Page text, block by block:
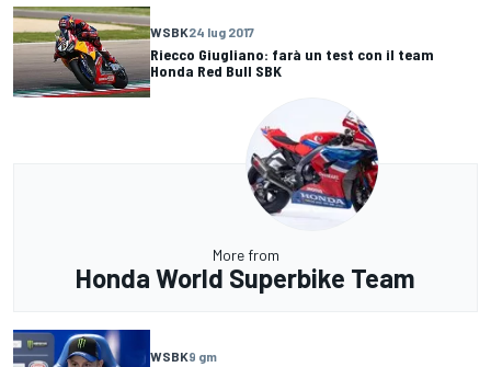
WSBK24 lug 2017
Riecco Giugliano: farà un test con il team
Honda Red Bull SBK
More from
Honda World Superbike Team
WSBK9 gm